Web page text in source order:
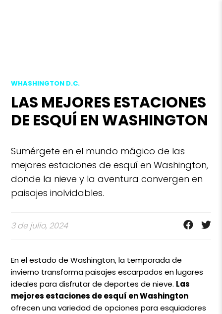
WHASHINGTON D.C.
LAS MEJORES ESTACIONES
DE ESQUÍ EN WASHINGTON
Sumérgete en el mundo mágico de las
mejores estaciones de esquí en Washington,
donde la nieve y la aventura convergen en
paisajes inolvidables.
3 de julio, 2024
En el estado de Washington, la temporada de
invierno transforma paisajes escarpados en lugares
ideales para disfrutar de deportes de nieve. Las
mejores estaciones de esquí en Washington
ofrecen una variedad de opciones para esquiadores